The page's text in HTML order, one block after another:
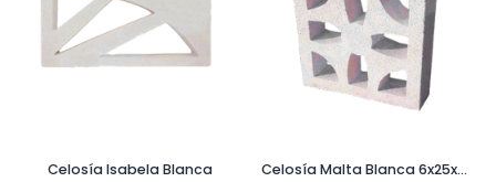
Celosía Isabela Blanca Celosía Malta Blanca 6x25x25